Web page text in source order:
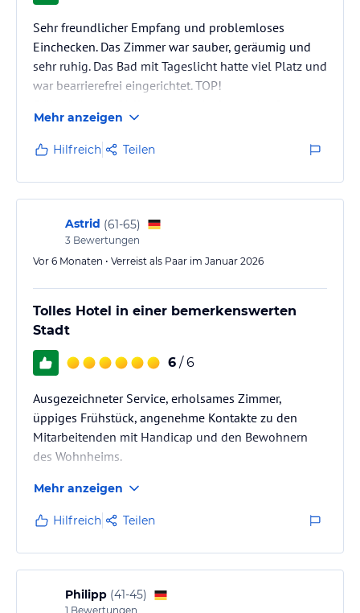
Sehr freundlicher Empfang und problemloses
Einchecken. Das Zimmer war sauber, geräumig und
sehr ruhig. Das Bad mit Tageslicht hatte viel Platz und
war bearrierefrei eingerichtet. TOP!
sehr freundlich und zuvorkommend. TOP!
Die Lage des Hauses ist schön und ruhig.
Wir haben uns sehr wohlgefühlt und kommen gerne
wieder!
Mehr anzeigen
Hilfreich Teilen
Astrid (61-65)
3 Bewertungen
Vor 6 Monaten • Verreist als Paar im Januar 2026
Tolles Hotel in einer bemerkenswerten
Stadt
6 / 6
Ausgezeichneter Service, erholsames Zimmer,
üppiges Frühstück, angenehme Kontakte zu den
Mitarbeitenden mit Handicap und den Bewohnern
des Wohnheims.
Mehr anzeigen
Hilfreich Teilen
Philipp (41-45)
1 Bewertungen